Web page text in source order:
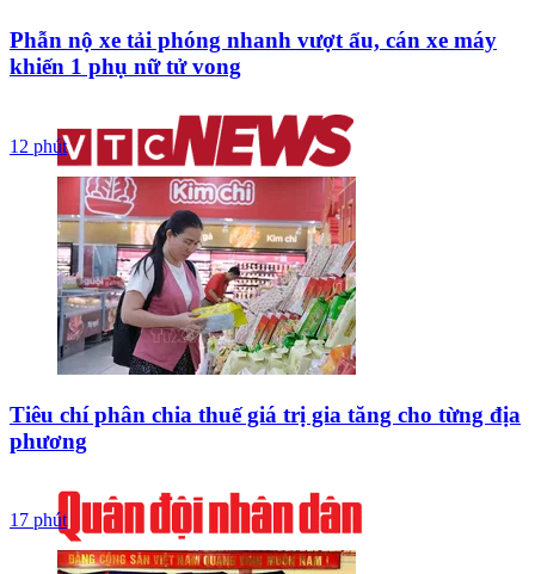
Phẫn nộ xe tải phóng nhanh vượt ẩu, cán xe máy
khiến 1 phụ nữ tử vong
12 phút
Tiêu chí phân chia thuế giá trị gia tăng cho từng địa
phương
17 phút